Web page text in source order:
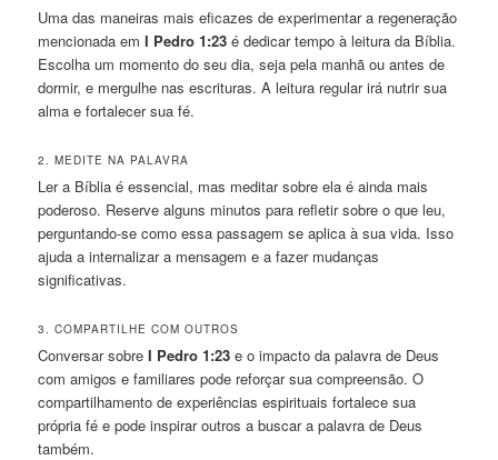
Uma das maneiras mais eficazes de experimentar a regeneração
mencionada emI Pedro 1:23 é dedicar tempo à leitura da Bíblia.
Escolha um momento do seu dia, seja pela manhã ou antes de
dormir, e mergulhe nas escrituras. A leitura regular irá nutrir sua
alma e fortalecer sua fé.
2. MEDITE NA PALAVRA
Ler a Bíblia é essencial, mas meditar sobre ela é ainda mais
poderoso. Reserve alguns minutos para refletir sobre o que leu,
perguntando-se como essa passagem se aplica à sua vida. Isso
ajuda a internalizar a mensagem e a fazer mudanças
significativas.
3. COMPARTILHE COM OUTROS
Conversar sobreI Pedro 1:23 e o impacto da palavra de Deus
com amigos e familiares pode reforçar sua compreensão. O
compartilhamento de experiências espirituais fortalece sua
própria fé e pode inspirar outros a buscar a palavra de Deus
também.